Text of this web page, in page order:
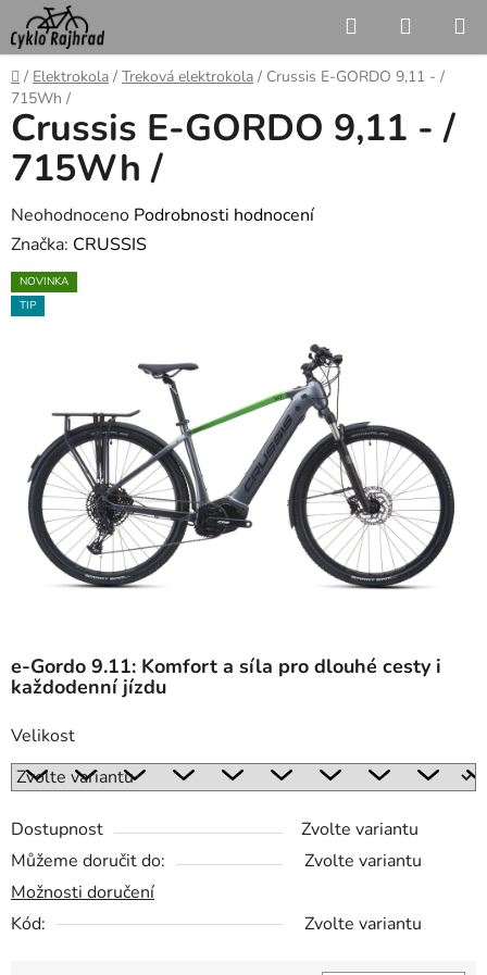
Přejít
na
obsah
Hledat
KOŠÍK
Domů
/ Elektrokola / Treková elektrokola / Crussis E-GORDO 9,11 - /
715Wh /
e-Gordo 9.11: Komfort a síla pro dlouhé cesty i
každodenní jízdu
Velikost
Dostupnost
Zvolte variantu
Můžeme doručit do:
Zvolte variantu
Možnosti doručení
Kód:
Zvolte variantu
Crussis E-GORDO 9,11 - /
715Wh /
Průměrné
hodnocení
produktu
je
hvězdiček.
Neohodnoceno Podrobnosti hodnocení
Značka: CRUSSIS
NOVINKA
TIP